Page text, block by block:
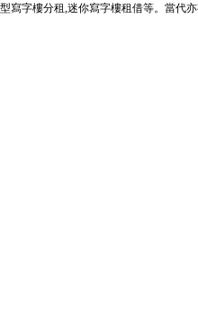
型寫字樓分租,迷你寫字樓租借等。 當代